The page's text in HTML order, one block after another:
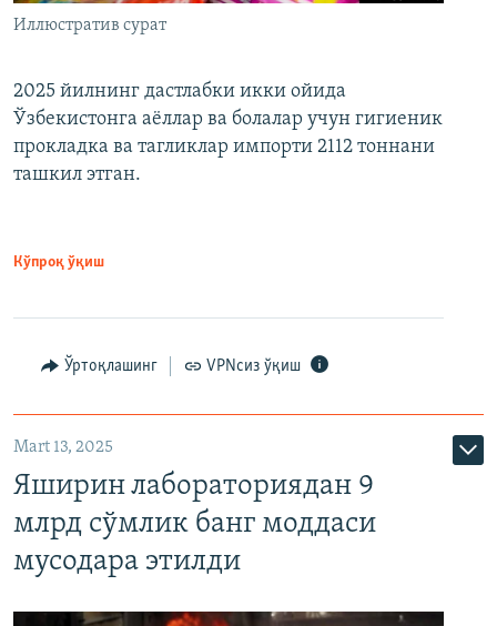
Иллюстратив сурат
2025 йилнинг дастлабки икки ойида
Ўзбекистонга аёллар ва болалар учун гигиеник
прокладка ва тагликлар импорти 2112 тоннани
ташкил этган.
Кўпроқ ўқиш
Ўртоқлашинг VPNсиз ўқиш
Mart 13, 2025
Яширин лабораториядан 9
млрд сўмлик банг моддаси
мусодара этилди